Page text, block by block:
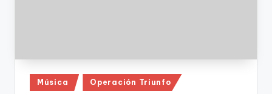
Publicado
Música Operación Triunfo